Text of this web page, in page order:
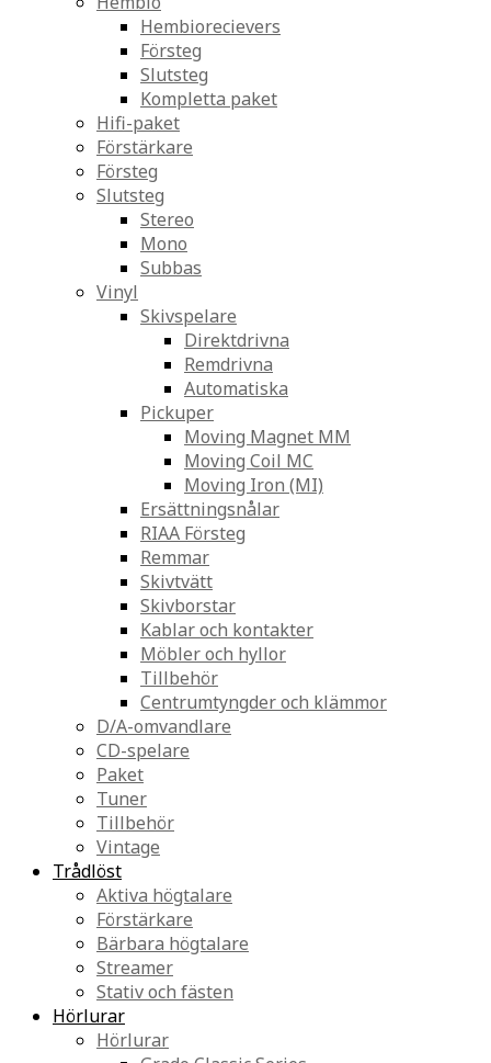
Hembiorecievers
Försteg
Slutsteg
Kompletta paket
Hifi-paket
Förstärkare
Försteg
Slutsteg
Stereo
Mono
Subbas
Vinyl
Skivspelare
Direktdrivna
Remdrivna
Automatiska
Pickuper
Moving Magnet MM
Moving Coil MC
Moving Iron (MI)
Ersättningsnålar
RIAA Försteg
Remmar
Skivtvätt
Skivborstar
Kablar och kontakter
Möbler och hyllor
Tillbehör
Centrumtyngder och klämmor
D/A-omvandlare
CD-spelare
Paket
Tuner
Tillbehör
Vintage
Trådlöst
Aktiva högtalare
Förstärkare
Bärbara högtalare
Streamer
Stativ och fästen
Hörlurar
Hörlurar